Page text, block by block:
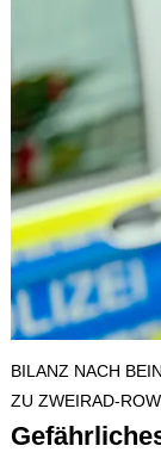
BILANZ NACH
ZU ZWEIRAD-